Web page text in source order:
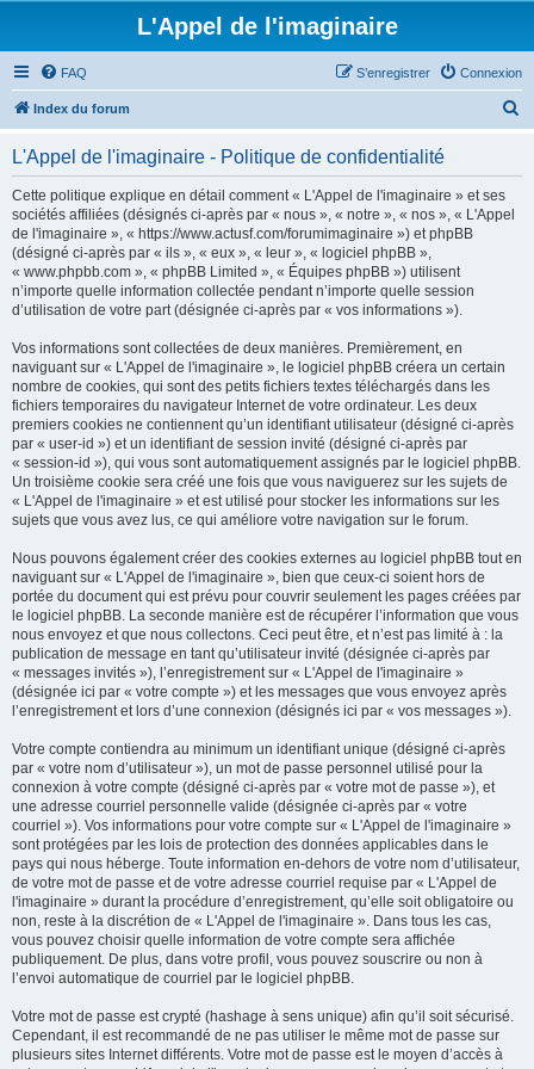
L'Appel de l'imaginaire
FAQ Connexion
S’enregistrer
Index du forum
L'Appel de l'imaginaire - Politique de confidentialité
Cette politique explique en détail comment « L'Appel de l'imaginaire » et ses
sociétés affiliées (désignés ci-après par « nous », « notre », « nos », « L'Appel
de l'imaginaire », « https://www.actusf.com/forumimaginaire ») et phpBB
(désigné ci-après par « ils », « eux », « leur », « logiciel phpBB »,
« www.phpbb.com », « phpBB Limited », « Équipes phpBB ») utilisent
n’importe quelle information collectée pendant n’importe quelle session
d’utilisation de votre part (désignée ci-après par « vos informations »).
Vos informations sont collectées de deux manières. Premièrement, en
naviguant sur « L'Appel de l'imaginaire », le logiciel phpBB créera un certain
nombre de cookies, qui sont des petits fichiers textes téléchargés dans les
fichiers temporaires du navigateur Internet de votre ordinateur. Les deux
premiers cookies ne contiennent qu’un identifiant utilisateur (désigné ci-après
par « user-id ») et un identifiant de session invité (désigné ci-après par
« session-id »), qui vous sont automatiquement assignés par le logiciel phpBB.
Un troisième cookie sera créé une fois que vous naviguerez sur les sujets de
« L'Appel de l'imaginaire » et est utilisé pour stocker les informations sur les
sujets que vous avez lus, ce qui améliore votre navigation sur le forum.
Nous pouvons également créer des cookies externes au logiciel phpBB tout en
naviguant sur « L'Appel de l'imaginaire », bien que ceux-ci soient hors de
portée du document qui est prévu pour couvrir seulement les pages créées par
le logiciel phpBB. La seconde manière est de récupérer l’information que vous
nous envoyez et que nous collectons. Ceci peut être, et n’est pas limité à : la
publication de message en tant qu’utilisateur invité (désignée ci-après par
« messages invités »), l’enregistrement sur « L'Appel de l'imaginaire »
(désignée ici par « votre compte ») et les messages que vous envoyez après
l’enregistrement et lors d’une connexion (désignés ici par « vos messages »).
Votre compte contiendra au minimum un identifiant unique (désigné ci-après
par « votre nom d’utilisateur »), un mot de passe personnel utilisé pour la
connexion à votre compte (désigné ci-après par « votre mot de passe »), et
une adresse courriel personnelle valide (désignée ci-après par « votre
courriel »). Vos informations pour votre compte sur « L'Appel de l'imaginaire »
sont protégées par les lois de protection des données applicables dans le
pays qui nous héberge. Toute information en-dehors de votre nom d’utilisateur,
de votre mot de passe et de votre adresse courriel requise par « L'Appel de
l'imaginaire » durant la procédure d’enregistrement, qu’elle soit obligatoire ou
non, reste à la discrétion de « L'Appel de l'imaginaire ». Dans tous les cas,
vous pouvez choisir quelle information de votre compte sera affichée
publiquement. De plus, dans votre profil, vous pouvez souscrire ou non à
l’envoi automatique de courriel par le logiciel phpBB.
Votre mot de passe est crypté (hashage à sens unique) afin qu’il soit sécurisé.
Cependant, il est recommandé de ne pas utiliser le même mot de passe sur
plusieurs sites Internet différents. Votre mot de passe est le moyen d’accès à